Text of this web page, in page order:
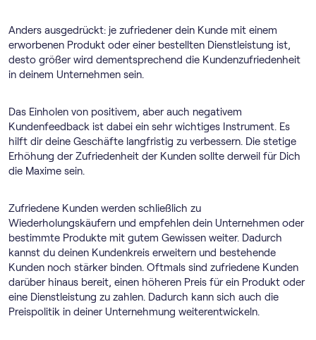
Anders ausgedrückt: je zufriedener dein Kunde mit einem
erworbenen Produkt oder einer bestellten Dienstleistung ist,
desto größer wird dementsprechend die Kundenzufriedenheit
in deinem Unternehmen sein.
Das Einholen von positivem, aber auch negativem
Kundenfeedback ist dabei ein sehr wichtiges Instrument. Es
hilft dir deine Geschäfte langfristig zu verbessern. Die stetige
Erhöhung der Zufriedenheit der Kunden sollte derweil für Dich
die Maxime sein.
Zufriedene Kunden werden schließlich zu
Wiederholungskäufern und empfehlen dein Unternehmen oder
bestimmte Produkte mit gutem Gewissen weiter. Dadurch
kannst du deinen Kundenkreis erweitern und bestehende
Kunden noch stärker binden. Oftmals sind zufriedene Kunden
darüber hinaus bereit, einen höheren Preis für ein Produkt oder
eine Dienstleistung zu zahlen. Dadurch kann sich auch die
Preispolitik in deiner Unternehmung weiterentwickeln.